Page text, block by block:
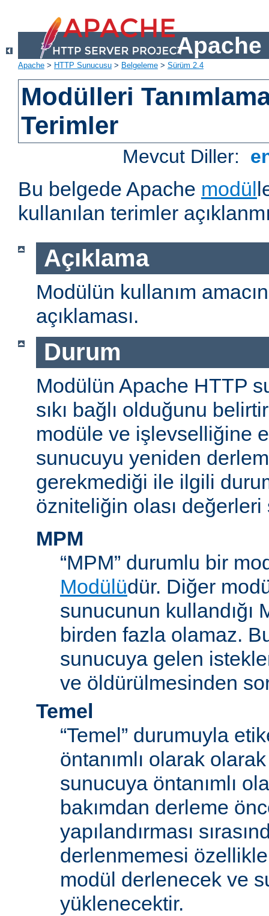
Apache
Apache > HTTP Sunucusu > Belgeleme > Sürüm 2.4
Modülleri
Terimler
Mevcut Diller:
Bu belgede Apache modül
kullanılan terimler
Açıklama
Modülün kullanım
açıklaması.
Durum
Modülün Apache HTTP
sıkı bağlı olduğunu
modüle ve işlevselliğine
sunucuyu yeniden
gerekmediği ile ilgili
özniteliğin olası değerleri
MPM
“MPM” durumlu bir
Modülüdür. Diğer
sunucunun kullandığı
birden fazla olamaz.
sunucuya gelen
ve öldürülmesinden
Temel
“Temel” durumuyla
öntanımlı olarak
sunucuya öntanımlı
bakımdan derleme
yapılandırması
derlenmemesi
modül derlenecek ve
yüklenecektir.